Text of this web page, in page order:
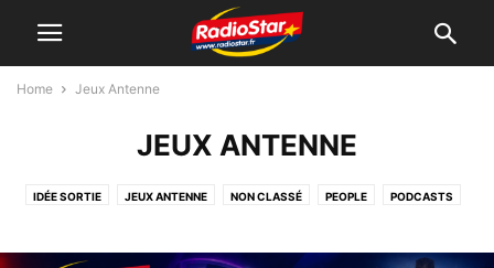
Home Jeux Antenne
JEUX ANTENNE
IDÉE SORTIE JEUX ANTENNE NON CLASSÉ PEOPLE PODCASTS